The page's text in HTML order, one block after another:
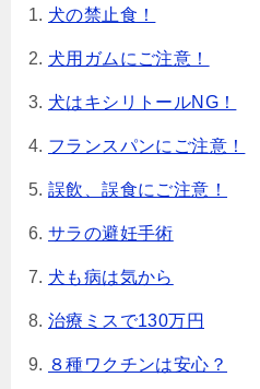
犬の禁止食！
犬用ガムにご注意！
犬はキシリトールNG！
フランスパンにご注意！
誤飲、誤食にご注意！
サラの避妊手術
犬も病は気から
治療ミスで130万円
８種ワクチンは安心？